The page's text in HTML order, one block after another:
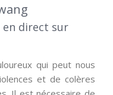
en direct sur
qui peut nous
et de colères